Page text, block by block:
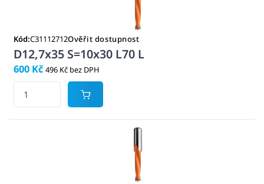
Kód:C31112712Ověřit dostupnost
D12,7x35 S=10x30 L70 L
600 Kč 496 Kč bez DPH